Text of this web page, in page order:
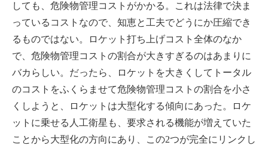
しても、危険物管理コストがかかる。これは法律で決ま
っているコストなので、知恵と工夫でどうにか圧縮でき
るものではない。ロケット打ち上げコスト全体のなか
で、危険物管理コストの割合が大きすぎるのはあまりに
バカらしい。だったら、ロケットを大きくしてトータル
のコストをふくらませて危険物管理コストの割合を小さ
くしようと、ロケットは大型化する傾向にあった。ロケ
ットに乗せる人工衛星も、要求される機能が増えていた
ことから大型化の方向にあり、この2つが完全にリンクし